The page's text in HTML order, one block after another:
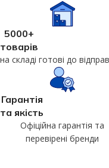
5000+
товарів
на складі готові до
Гарантія
та якість
Офіційна гарантія та
перевірені бренди